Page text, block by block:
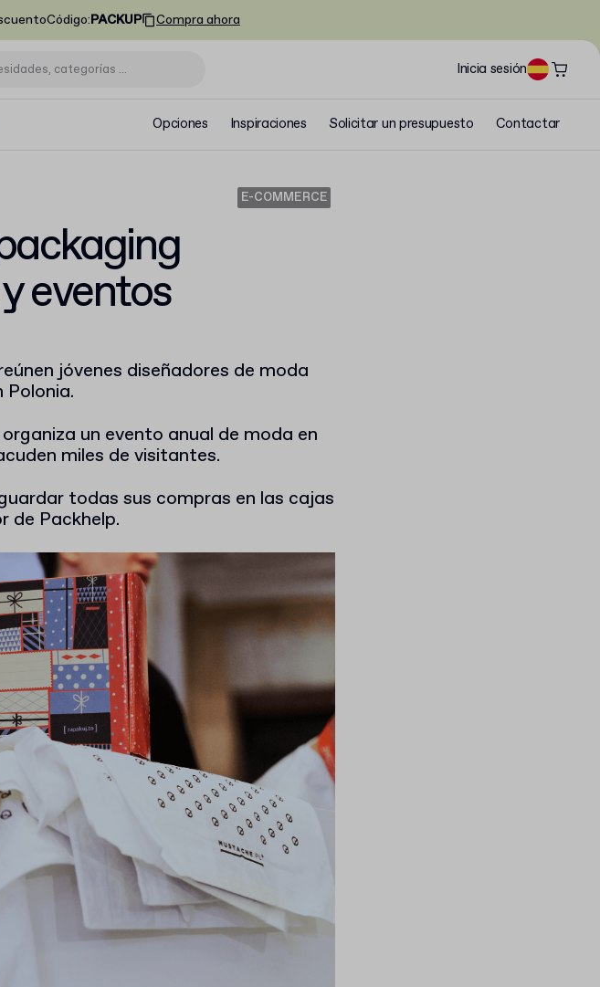
Código:PACKUP Compra ahora
Inicia sesión
Opciones Inspiraciones Solicitar un presupuesto Contactar
eventos
E-COMMERCE
jóvenes diseñadores de moda
un evento anual de moda en
miles de visitantes.
todas sus compras en las cajas
de Packhelp.